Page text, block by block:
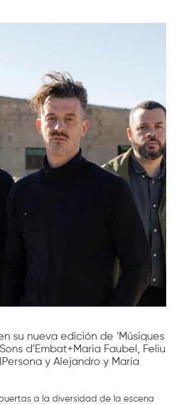
su nueva edición de ‘Músiques
d’Embat+Maria Faubel, Feliu
y Alejandro y María
puertas a la diversidad de la escena